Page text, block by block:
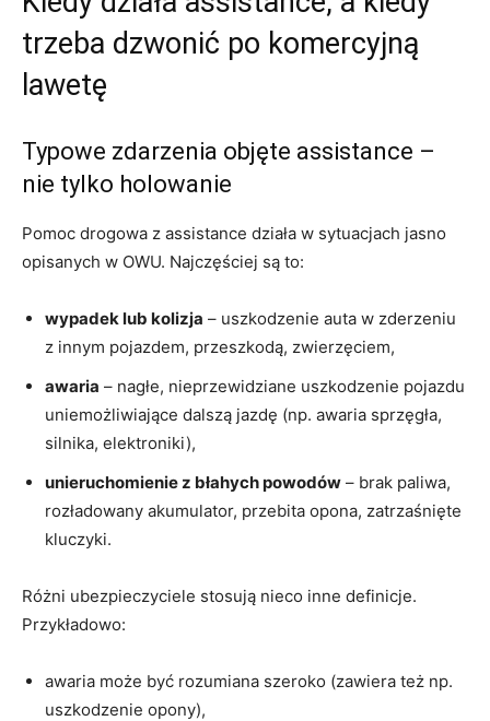
trzeba dzwonić po komercyjną
lawetę
Typowe zdarzenia objęte assistance –
nie tylko holowanie
Pomoc drogowa z assistance działa w sytuacjach jasno
opisanych w OWU. Najczęściej są to:
wypadek lub kolizja – uszkodzenie auta w zderzeniu
z innym pojazdem, przeszkodą, zwierzęciem,
awaria – nagłe, nieprzewidziane uszkodzenie pojazdu
uniemożliwiające dalszą jazdę (np. awaria sprzęgła,
silnika, elektroniki),
unieruchomienie z błahych powodów – brak paliwa,
rozładowany akumulator, przebita opona, zatrzaśnięte
kluczyki.
Różni ubezpieczyciele stosują nieco inne definicje.
Przykładowo:
awaria może być rozumiana szeroko (zawiera też np.
uszkodzenie opony),